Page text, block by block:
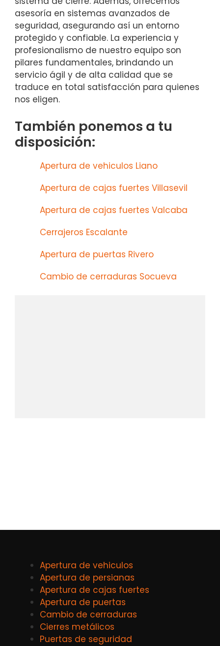
asesoría en sistemas avanzados de
seguridad, asegurando así un entorno
protegido y confiable. La experiencia y
profesionalismo de nuestro equipo son
pilares fundamentales, brindando un
servicio ágil y de alta calidad que se
traduce en total satisfacción para quienes
nos eligen.
También ponemos a tu
disposición:
Apertura de vehiculos Liano
Apertura de cajas fuertes Villasevil
Apertura de cajas fuertes Valcaba
Cerrajeros Escalante
Apertura de puertas Rivero
Cambio de cerraduras Socueva
Apertura de vehiculos
Apertura de persianas
Apertura de cajas fuertes
Apertura de puertas
Cambio de cerraduras
Cierres metálicos
Puertas de seguridad